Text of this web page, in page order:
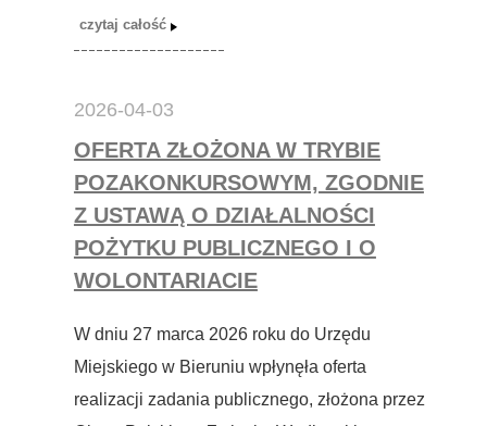
2026-04-03
OFERTA ZŁOŻONA W TRYBIE
POZAKONKURSOWYM, ZGODNIE
Z USTAWĄ O DZIAŁALNOŚCI
POŻYTKU PUBLICZNEGO I O
WOLONTARIACIE
W dniu 27 marca 2026 roku do Urzędu
Miejskiego w Bieruniu wpłynęła oferta
realizacji zadania publicznego, złożona przez